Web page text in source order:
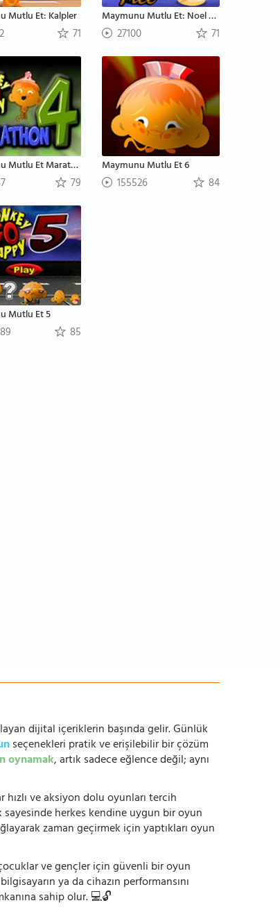
Mutlu Et: Kalpler
71
Maymunu Mutlu Et: Noel Ağacı
27100 71
Maymunu Mutlu Et Maraton 4
79
Maymunu Mutlu Et 6
155526 84
Mutlu Et 5
85
dijital içeriklerin başında gelir. Günlük
seçenekleri pratik ve erişilebilir bir çözüm
oynamak, artık sadece eğlence değil; aynı
ve aksiyon dolu oyunları tercih
sayesinde herkes kendine uygun bir oyun
zaman geçirmek için yaptıkları oyun
ve gençler için güvenli bir oyun
ya da cihazın performansını
sahip olur. 💻🔓